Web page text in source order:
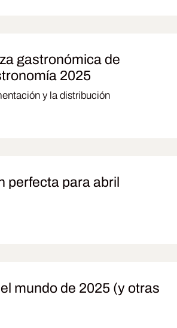
gastronómica de
2025
y la distribución
perfecta para abril
mundo de 2025 (y otras